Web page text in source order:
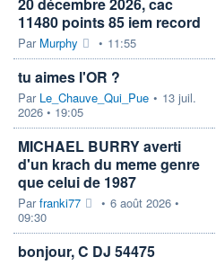
11480 points 85 iem record
Par Murphy • 11:55
tu aimes l'OR ?
Par Le_Chauve_Qui_Pue • 13 juil.
2026 • 19:05
MICHAEL BURRY averti
d'un krach du meme genre
que celui de 1987
Parfranki77 • 6 août 2026 •
09:30
bonjour, C DJ 54475